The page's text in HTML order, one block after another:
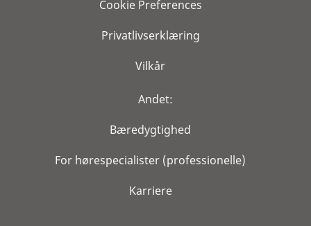
Cookie Preferences
Privatlivserklæring
Vilkår
Andet:
Bæredygtighed
For hørespecialister (professionelle)
Karriere